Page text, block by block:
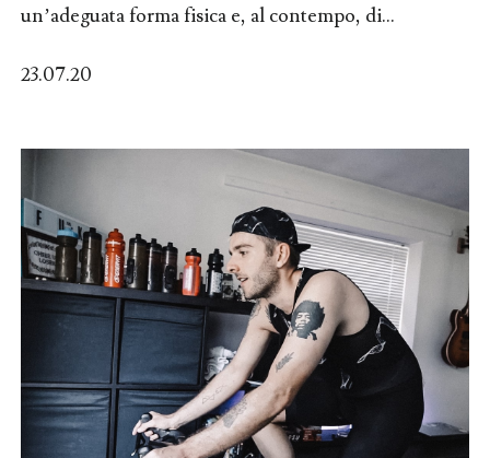
un’adeguata forma fisica e, al contempo, di...
23.07.20